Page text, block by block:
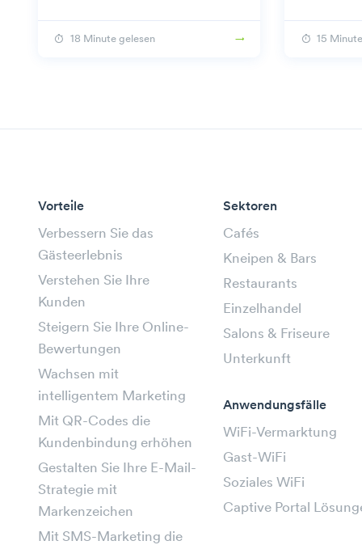
18 Minute gelesen 15
Vorteile
Verbessern Sie das
Gästeerlebnis
Verstehen Sie Ihre
Kunden
Steigern Sie Ihre Online-
Bewertungen
Wachsen mit
intelligentem Marketing
Mit QR-Codes die
Kundenbindung erhöhen
Gestalten Sie Ihre E-Mail-
Strategie mit
Markenzeichen
Mit SMS-Marketing die
Sektoren
Cafés
Kneipen & Bars
Restaurants
Einzelhandel
Salons & Friseure
Unterkunft
Anwendungsfälle
WiFi-Vermarktung
Gast-WiFi
Soziales WiFi
Captive Portal